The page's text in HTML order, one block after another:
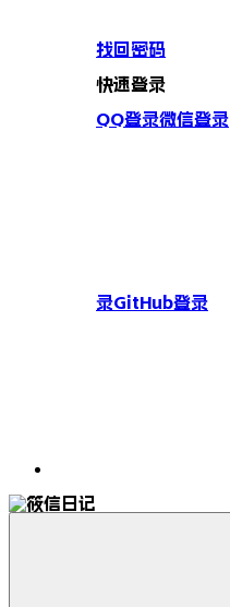
找回密码
快速登录
QQ登录微信登录
录GitHub登录